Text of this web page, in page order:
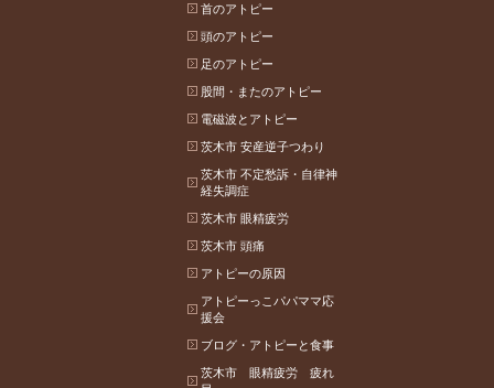
首のアトピー
頭のアトピー
足のアトピー
股間・またのアトピー
電磁波とアトピー
茨木市 安産逆子つわり
茨木市 不定愁訴・自律神
経失調症
茨木市 眼精疲労
茨木市 頭痛
アトピーの原因
アトピーっこパパママ応
援会
ブログ・アトピーと食事
茨木市 眼精疲労 疲れ